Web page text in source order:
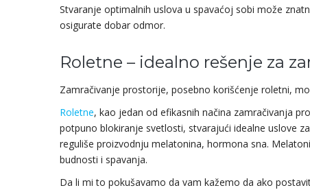
Stvaranje optimalnih uslova u spavaćoj sobi može
osigurate dobar odmor.
Roletne – idealno rešenje za
Zamračivanje prostorije, posebno korišćenje roletni,
Roletne, kao jedan od efikasnih načina zamračivanja
potpuno blokiranje svetlosti, stvarajući idealne uslove
reguliše proizvodnju melatonina, hormona sna.
budnosti i spavanja.
Da li mi to pokušavamo da vam kažemo da ako